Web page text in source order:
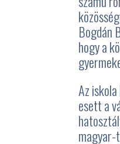
Bogdán
hogy a
Az
esett a